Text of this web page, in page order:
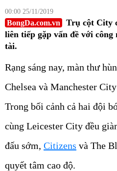
00:00 25/11/2019
BongDa.com.vn
Trụ cột City
liên tiếp gặp vấn đề với
tài.
Rạng sáng nay, màn thư
Chelsea và Manchester
Trong bối cảnh cả hai đội
cùng Leicester City đều
đấu sớm, Citizens và The
quyết tâm cao độ.